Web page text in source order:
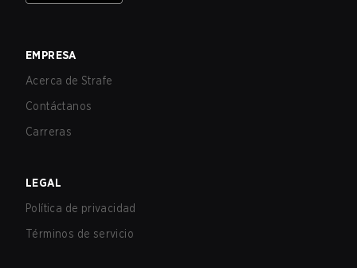
EMPRESA
Acerca de Strafe
Contáctanos
Carreras
LEGAL
Política de privacidad
Términos de servicio